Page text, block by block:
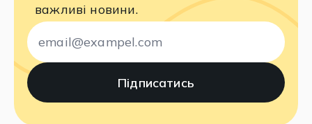
важливі новини.